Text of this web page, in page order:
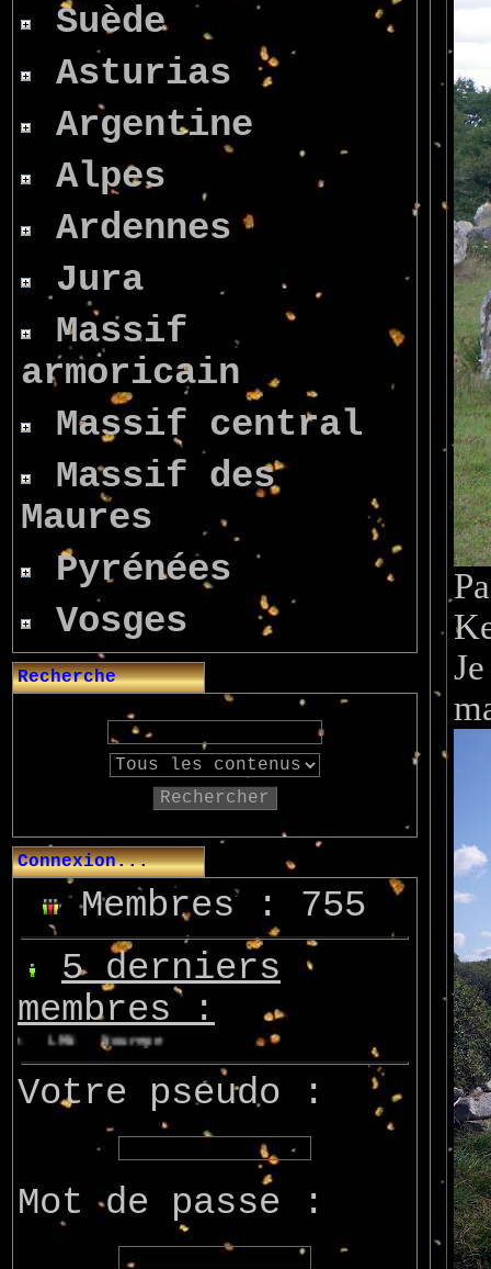
Suède
Asturias
Argentine
Alpes
Ardennes
Jura
Massif
armoricain
Massif central
Massif des
Maures
Pyrénées
Vosges
Recherche
Rechercher
Connexion...
Membres : 755
5 derniers
membres :
LMNNourepeMarcsupilami
Votre pseudo :
Mot de passe :